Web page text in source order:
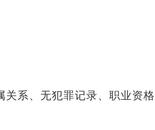
系、无犯罪记录、职业资